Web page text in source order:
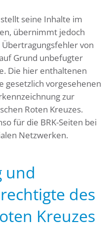
seine Inhalte im
übernimmt jedoch
von
Grund unbefugter
Die hier enthaltenen
vorgesehenen
zur
Roten Kreuzes.
für die BRK-Seiten bei
Netzwerken.
und
des
Kreuzes